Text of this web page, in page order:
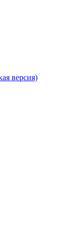
версия)